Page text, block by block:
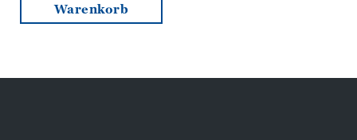
Warenkorb